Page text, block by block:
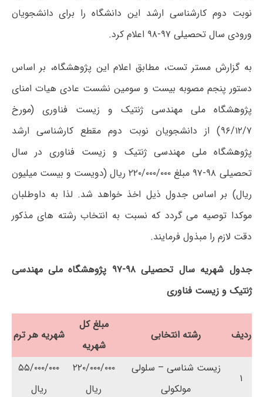
نوبت دوم کارشناسی ارشد این دانشگاه را برای دانشجویان
ورودی سال تحصیلی ۹۷-۹۸ اعلام کرد.
به گزارش مستر تست، مطابق اعلام این پژوهشگاه، بر اساس
دستور پنجم مصوبه بیست و سومین نشست عادی هیات امنای
پژوهشگاه ملی مهندسی ژنتیک و زیست فناوری (مورخ
۹۶/۱۲/۷) از دانشجویان نوبت دوم مقطع کارشناسی ارشد
پژوهشگاه ملی مهندسی ژنتیک و زیست فناوری در سال
تحصیلی ۹۸-۹۷ مبلغ ۲۲۰/۰۰۰/۰۰۰ ریال (دویست و بیست میلیون
ریال) بر اساس جدول ذیل اخذ خواهد شد. لذا به داوطلبان
موکدا توصیه می گردد که نسبت به انتخاب رشته های مذکور
دقت لازم را مبذول فرمایند.
جدول شهریه سال تحصیلی ۹۸-۹۷ پژوهشگاه ملی مهندسی
ژنتیک و زیست فناوری
ردیف رشته انتخابی
مبلغ کل
شهریه
شهریه هر ترم
۱
زیست شناسی – سلولی
مولکولی
۲۲۰/۰۰۰/۰۰۰
ریال
۵۵/۰۰۰/۰۰۰
ریال